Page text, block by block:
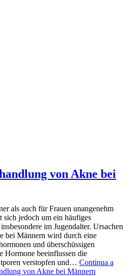
von Akne bei
als auch für Frauen unangenehm
sich jedoch um ein häufiges
im Jugendalter. Ursachen
bei Männern wird durch eine
und überschüssigen
Hormone beeinflussen die
verstopfen und… Continua a
von Akne bei Männern